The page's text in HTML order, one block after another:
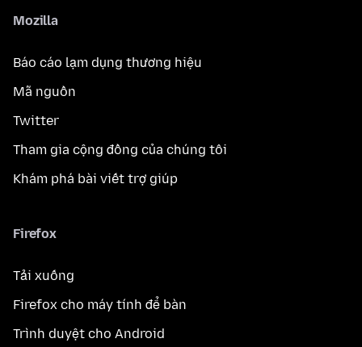
Mozilla
Báo cáo lạm dụng thương hiệu
Mã nguồn
Twitter
Tham gia cộng đồng của chúng tôi
Khám phá bài viết trợ giúp
Firefox
Tải xuống
Firefox cho máy tính để bàn
Trình duyệt cho Android